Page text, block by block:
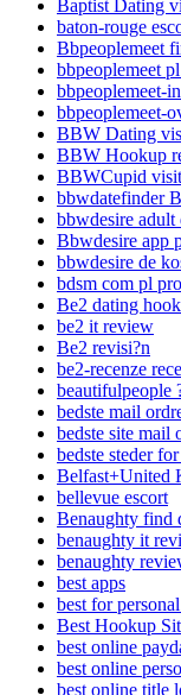
Baptist Dating
baton-rouge
Bbpeoplemeet
bbpeoplemeet
bbpeoplemeet-
bbpeoplemeet-
BBW Dating
BBW Hookup
BBWCupid
bbwdatefinder
bbwdesire adult
Bbwdesire app
bbwdesire de
bdsm com pl
Be2 dating
be2 it review
Be2 revisi?n
be2-recenze
beautifulpeople
bedste mail
bedste site mail
bedste steder
Belfast+United
bellevue escort
Benaughty find
benaughty it
benaughty
best apps
best for
Best Hookup
best online
best online
best online title